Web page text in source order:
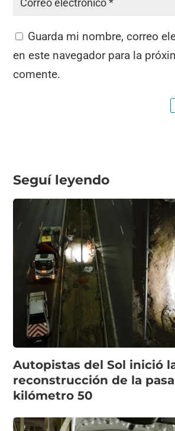
Guarda mi nombre, correo
en este navegador para la
comente.
Seguí leyendo
Autopistas del Sol inició
reconstrucción de la
kilómetro 50